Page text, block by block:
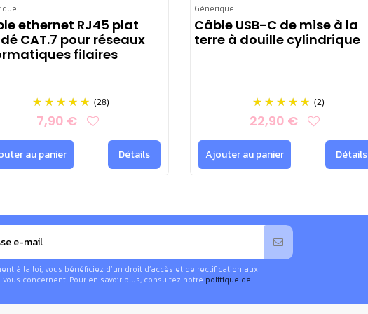
ethernet RJ45 plat
CAT.7 pour réseaux
filaires
(28)
7,90 €
au panier Détails
Générique
Câble USB-C de mise à la
terre à douille cylindrique
(2)
22,90 €
Ajouter au panier Détails
à la loi, vous bénéficiez d’un droit d’accès et de rectification aux
concernent. Pour en savoir plus, consultez notre politique de